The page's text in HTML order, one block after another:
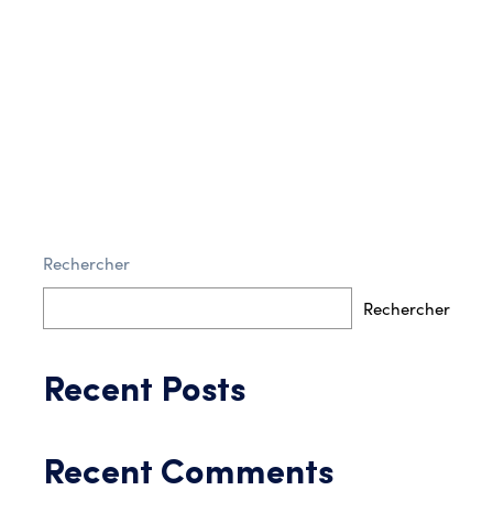
Post Comment
Rechercher
Rechercher
Recent Posts
Recent Comments